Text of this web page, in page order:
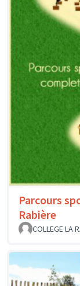
Parcours
Rabière
COLLEGE LA